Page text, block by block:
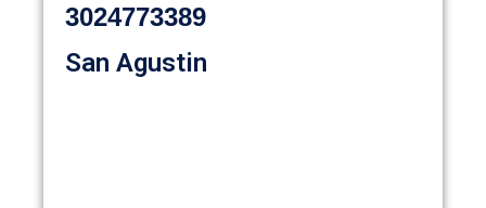
3024773389
San Agustin